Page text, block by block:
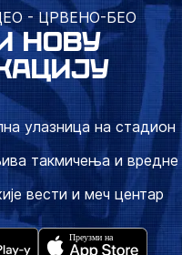
- ЦРВЕНО-БЕО
НОВУ
улазница на стадион
такмичења и вредне
вести и меч центар